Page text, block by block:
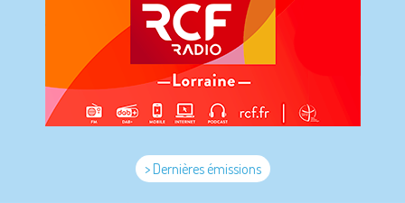
> Dernières émissions